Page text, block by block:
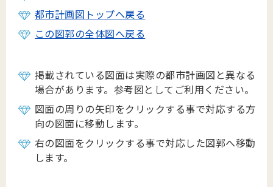
都市計画図トップへ戻る
この図郭の全体図へ戻る
掲載されている図面は実際の都市計画図と異なる
場合があります。参考図としてご利用ください。
図面の周りの矢印をクリックする事で対応する方
向の図面に移動します。
右の図面をクリックする事で対応した図郭へ移動
します。